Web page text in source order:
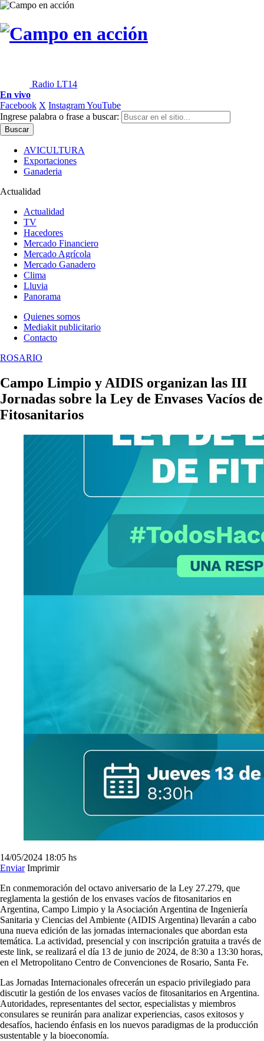
Radio LT14
En vivo
Facebook X InstagramYouTube
Ingrese palabra o frase a buscar:
AVICULTURA
Exportaciones
Ganaderia
Actualidad
Actualidad
TV
Hacedores
Mercado Financiero
Mercado Agrícola
Mercado Ganadero
Clima
Lluvia
Panorama
Quienes somos
Mediakit publicitario
Contacto
ROSARIO
Campo Limpio y AIDIS organizan las III
Jornadas sobre la Ley de Envases Vacíos de
Fitosanitarios
14/05/2024 18:05 hs
Enviar Imprimir
En conmemoración del octavo aniversario de la Ley 27.279, que
reglamenta la gestión de los envases vacíos de fitosanitarios en
Argentina, Campo Limpio y la Asociación Argentina de Ingeniería
Sanitaria y Ciencias del Ambiente (AIDIS Argentina) llevarán a cabo
una nueva edición de las jornadas internacionales que abordan esta
temática. La actividad, presencial y con inscripción gratuita a través de
este link, se realizará el día 13 de junio de 2024, de 8:30 a 13:30 horas,
en el Metropolitano Centro de Convenciones de Rosario, Santa Fe.
Las Jornadas Internacionales ofrecerán un espacio privilegiado para
discutir la gestión de los envases vacíos de fitosanitarios en Argentina.
Autoridades, representantes del sector, especialistas y miembros
consulares se reunirán para analizar experiencias, casos exitosos y
desafíos, haciendo énfasis en los nuevos paradigmas de la producción
sustentable y la bioeconomía.